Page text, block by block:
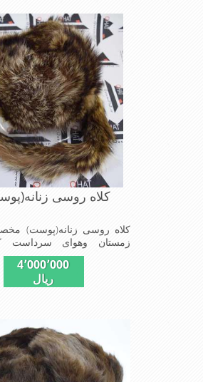
باشدبه همین دلیل به راحتی
سرد زمستانی تمامی
گرم نگاه می دارد
کلاه روسی
کلاه روسی زنانه(پوست)
زمستان وهوای سرداست
استفاده
سایز)وجنس این کلاه ازپوست
تهیه شده است وآستری آن
گرم نگاه می دارد
4٬000٬000
ریال